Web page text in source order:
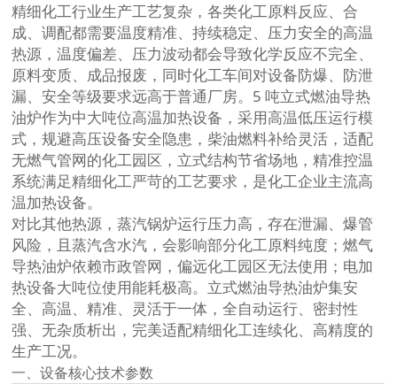
精细化工行业生产工艺复杂，各类化工原料反应、合
成、调配都需要温度精准、持续稳定、压力安全的高温
热源，温度偏差、压力波动都会导致化学反应不完全、
原料变质、成品报废，同时化工车间对设备防爆、防泄
漏、安全等级要求远高于普通厂房。5 吨立式燃油导热
油炉作为中大吨位高温加热设备，采用高温低压运行模
式，规避高压设备安全隐患，柴油燃料补给灵活，适配
无燃气管网的化工园区，立式结构节省场地，精准控温
系统满足精细化工严苛的工艺要求，是化工企业主流高
温加热设备。
对比其他热源，蒸汽锅炉运行压力高，存在泄漏、爆管
风险，且蒸汽含水汽，会影响部分化工原料纯度；燃气
导热油炉依赖市政管网，偏远化工园区无法使用；电加
热设备大吨位使用能耗极高。立式燃油导热油炉集安
全、高温、精准、灵活于一体，全自动运行、密封性
强、无杂质析出，完美适配精细化工连续化、高精度的
生产工况。
一、设备核心技术参数